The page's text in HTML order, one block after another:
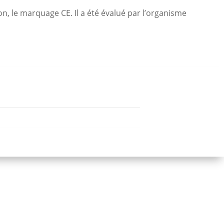
marquage CE. Il a été évalué par l’organisme